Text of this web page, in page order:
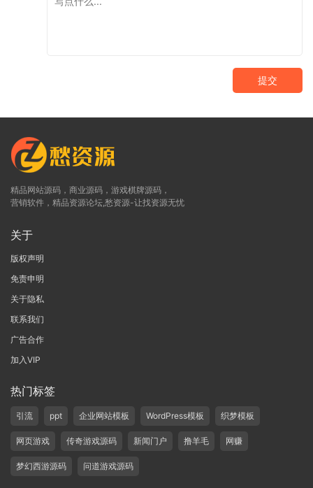
提交
精品网站源码，商业源码，游戏棋牌源码，
营销软件，精品资源论坛,愁资源-让找资源无忧
关于
版权声明
免责申明
关于隐私
联系我们
广告合作
加入VIP
热门标签
引流 ppt 企业网站模板 WordPress模板 织梦模板
网页游戏 传奇游戏源码 新闻门户 撸羊毛 网赚
梦幻西游源码 问道游戏源码